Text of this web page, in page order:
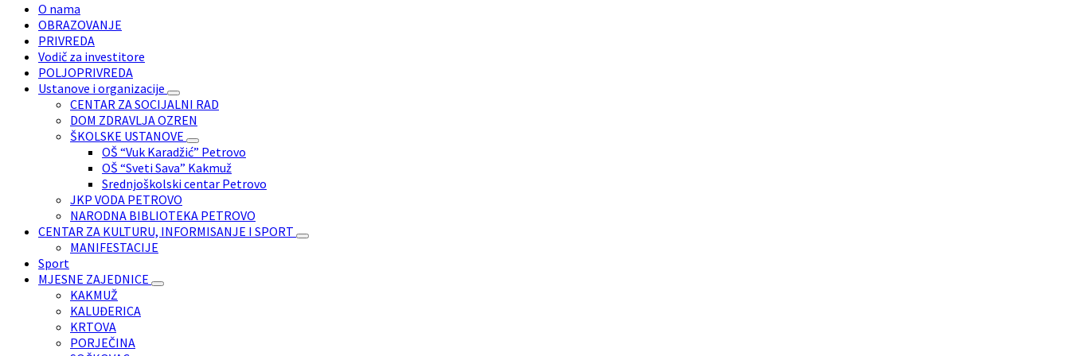
O nama
OBRAZOVANJE
PRIVREDA
Vodič za investitore
POLJOPRIVREDA
Ustanove i organizacije
CENTAR ZA SOCIJALNI RAD
DOM ZDRAVLJA OZREN
ŠKOLSKE USTANOVE
OŠ “Vuk Karadžić” Petrovo
OŠ “Sveti Sava” Kakmuž
Srednjoškolski centar Petrovo
JKP VODA PETROVO
NARODNA BIBLIOTEKA PETROVO
CENTAR ZA KULTURU, INFORMISANJE I SPORT
MANIFESTACIJE
Sport
MJESNE ZAJEDNICE
KAKMUŽ
KALUĐERICA
KRTOVA
PORJEČINA